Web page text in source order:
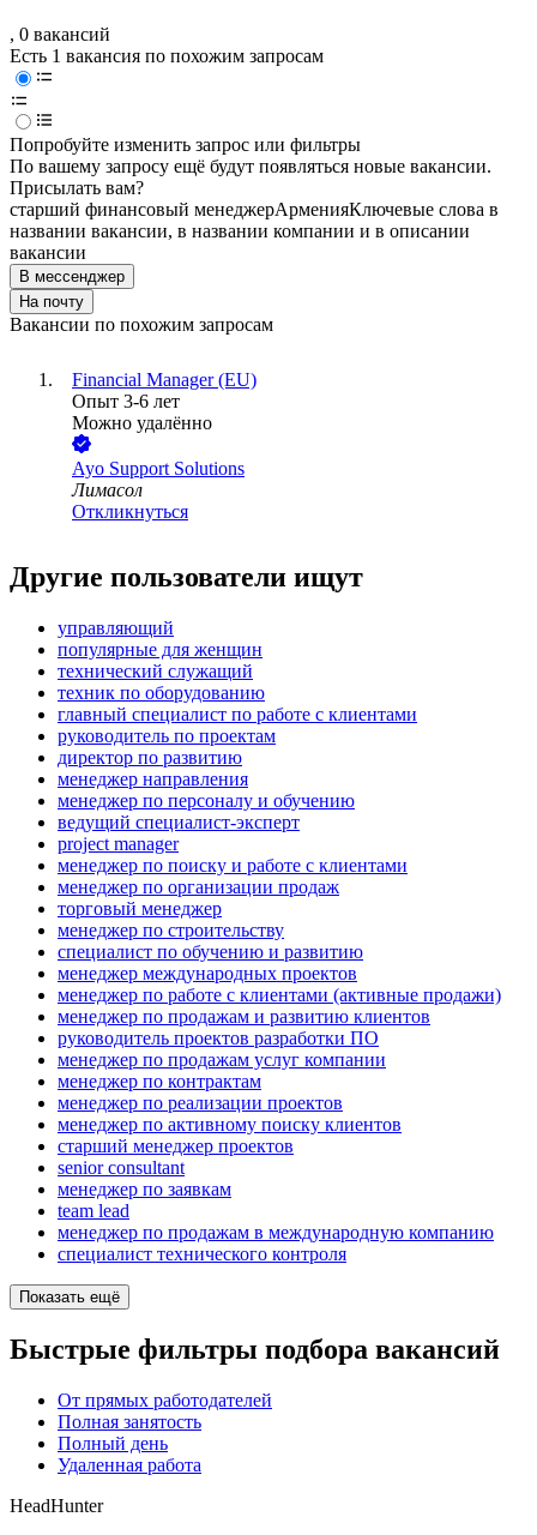
, 0 вакансий
Есть 1 вакансия по похожим запросам
Попробуйте изменить запрос или фильтры
По вашему запросу ещё будут появляться новые вакансии.
Присылать вам?
старший финансовый менеджерАрменияКлючевые слова в
названии вакансии, в названии компании и в описании
вакансии
В мессенджер
На почту
Вакансии по похожим запросам
Financial Manager (EU)
Опыт 3-6 лет
Можно удалённо
Ayo Support Solutions
Лимасол
Откликнуться
Другие пользователи ищут
управляющий
популярные для женщин
технический служащий
техник по оборудованию
главный специалист по работе с клиентами
руководитель по проектам
директор по развитию
менеджер направления
менеджер по персоналу и обучению
ведущий специалист-эксперт
project manager
менеджер по поиску и работе с клиентами
менеджер по организации продаж
торговый менеджер
менеджер по строительству
специалист по обучению и развитию
менеджер международных проектов
менеджер по работе с клиентами (активные продажи)
менеджер по продажам и развитию клиентов
руководитель проектов разработки ПО
менеджер по продажам услуг компании
менеджер по контрактам
менеджер по реализации проектов
менеджер по активному поиску клиентов
старший менеджер проектов
senior consultant
менеджер по заявкам
team lead
менеджер по продажам в международную компанию
специалист технического контроля
Показать ещё
Быстрые фильтры подбора вакансий
От прямых работодателей
Полная занятость
Полный день
Удаленная работа
HeadHunter